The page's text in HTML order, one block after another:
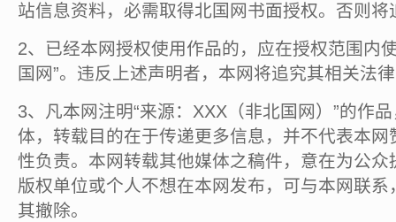
站信息资料，必需取得北国网书面授权。否则将
2、已经本网授权使用作品的，应在授权范围内
国网”。违反上述声明者，本网将追究其相关法
3、凡本网注明“来源：XXX（非北国网）”的作
体，转载目的在于传递更多信息，并不代表本
性负责。本网转载其他媒体之稿件，意在为公
版权单位或个人不想在本网发布，可与本网联
其撤除。